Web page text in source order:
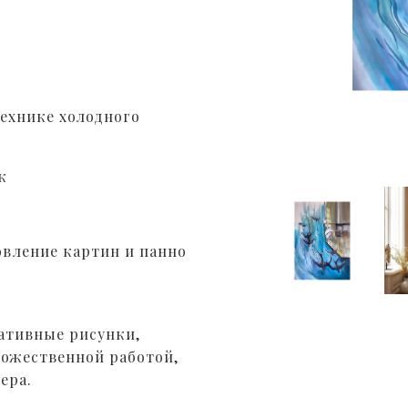
холодного
картин и панно
рисунки,
работой,